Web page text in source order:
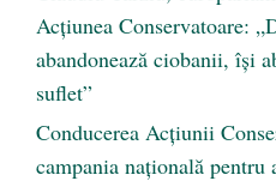
Acțiunea Conservatoare:
abandonează ciobanii, își
suflet”
Conducerea Acțiunii
campania națională